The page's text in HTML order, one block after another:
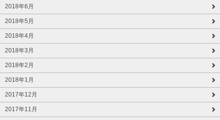
2018年6月
2018年5月
2018年4月
2018年3月
2018年2月
2018年1月
2017年12月
2017年11月